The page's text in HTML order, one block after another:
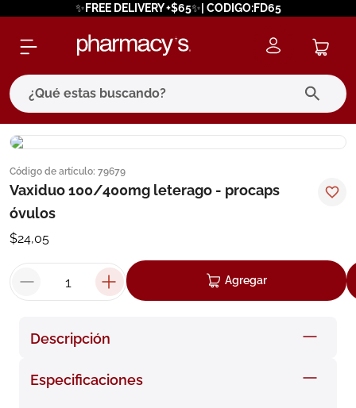
✨FREE DELIVERY +$65✨| CODIGO:FD65
¿Qué estas buscando?
Código de artículo: 79679
Vaxiduo 100/400mg leterago - procaps
óvulos
$24,05
Agregar
Descripción
Especificaciones
términos más buscados
1. eucerin
cerave
7. isdin
roche posay